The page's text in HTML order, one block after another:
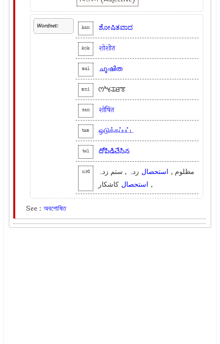
Wordnet: kan ಶೋಷಿತವಾದ
kok शोशीत
mal ചൂഷിത
mni ꯁꯣꯠꯊꯔꯕ
san शोषित
tam ஒடுக்கப்பட்ட
tel దోపిడిచేసిన
urd مظلوم , استحصال زدہ , ستم زدہ
, استحصال کاشکار
See : অবশোষিত